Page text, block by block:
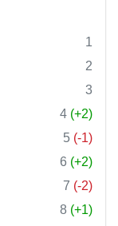
1
2
3
4 (+2)
5 (-1)
6 (+2)
7 (-2)
8 (+1)